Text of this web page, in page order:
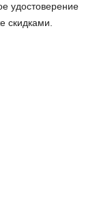
удостоверение
скидками.